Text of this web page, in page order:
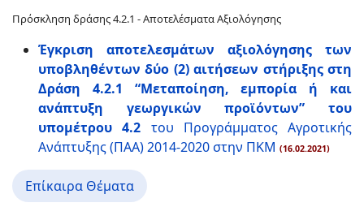
Πρόσκληση δράσης 4.2.1 - Αποτελέσματα Αξιολόγησης
Έγκριση αποτελεσμάτων αξιολόγησης των
υποβληθέντων δύο (2) αιτήσεων στήριξης στη
Δράση 4.2.1 “Μεταποίηση, εμπορία ή και
ανάπτυξη γεωργικών προϊόντων” του
υπομέτρου 4.2 του Προγράμματος Αγροτικής
Ανάπτυξης (ΠΑΑ) 2014-2020 στην ΠΚΜ (16.02.2021)
Επίκαιρα Θέματα